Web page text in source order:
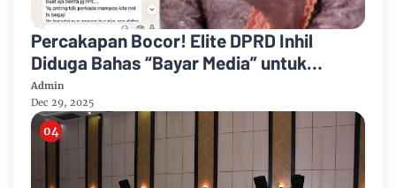
Percakapan Bocor! Elite DPRD Inhil
Diduga Bahas “Bayar Media” untuk
Dukung Kebijakan
Admin
Dec 29, 2025